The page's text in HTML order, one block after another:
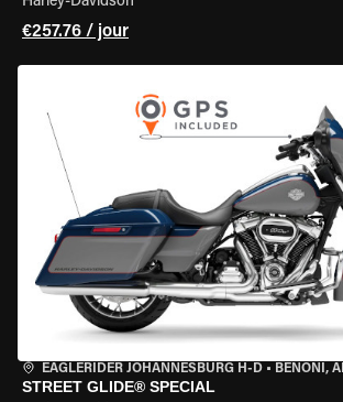
€257.76 / jour
EAGLERIDER JOHANNESBURG H-D • BENONI,
STREET GLIDE® SPECIAL